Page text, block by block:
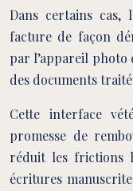
Dans certains cas,
facture de façon
par l’appareil
des documents
Cette interface
promesse de
réduit les frictions
écritures